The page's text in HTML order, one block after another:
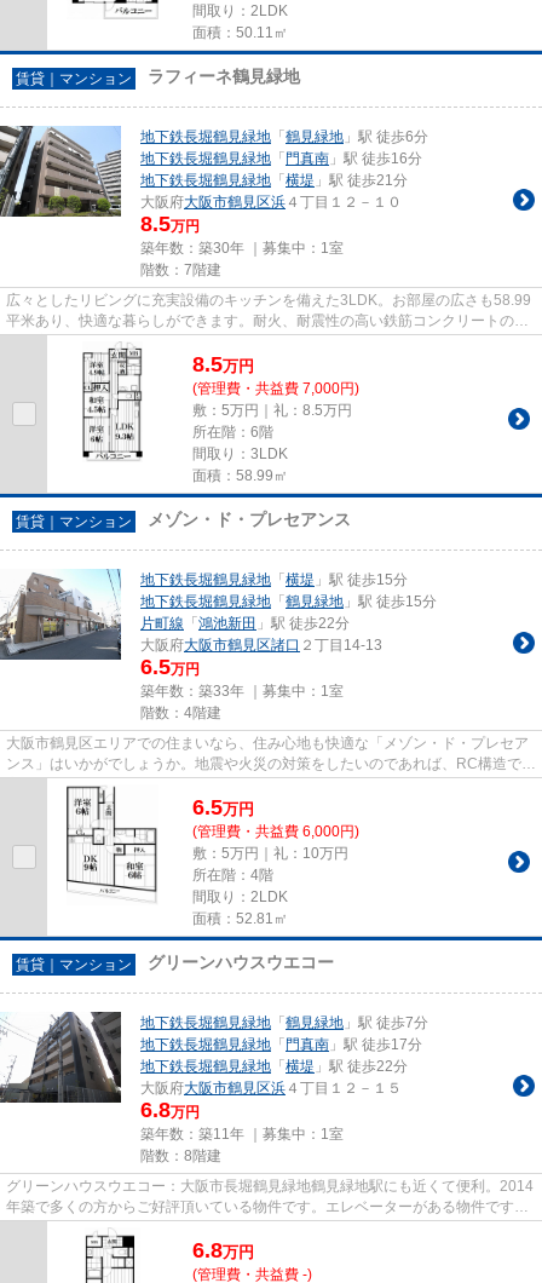
間取り：2LDK
面積：50.11㎡
賃貸｜マンション ラフィーネ鶴見緑地
地下鉄長堀鶴見緑地 「 鶴見緑地 」駅 徒歩6分
地下鉄長堀鶴見緑地 「 門真南 」駅 徒歩16分
地下鉄長堀鶴見緑地 「 横堤 」駅 徒歩21分
大阪府大阪市鶴見区浜 ４丁目１２－１０
8.5万円
築年数：築30年 ｜募集中： 1室
階数：7階建
広々としたリビングに充実設備のキッチンを備えた3LDK。お部屋の広さも58.99
平米あり、快適な暮らしができます。耐火、耐震性の高い鉄筋コンクリートの建
物。家賃8.5万円と、納得の価...
8.5万円
(管理費・共益費 7,000円)
敷：5万円｜礼：8.5万円
所在階：6階
間取り：3LDK
面積：58.99㎡
賃貸｜マンション メゾン・ド・プレセアンス
地下鉄長堀鶴見緑地 「 横堤 」駅 徒歩15分
地下鉄長堀鶴見緑地 「 鶴見緑地 」駅 徒歩15分
片町線 「 鴻池新田 」駅 徒歩22分
大阪府大阪市鶴見区諸口 ２丁目14-13
6.5万円
築年数：築33年 ｜募集中： 1室
階数：4階建
大阪市鶴見区エリアでの住まいなら、住み心地も快適な「メゾン・ド・プレセア
ンス」はいかがでしょうか。地震や火災の対策をしたいのであれば、RC構造で安
心生活を送りましょう。駅ま...
6.5万円
(管理費・共益費 6,000円)
敷：5万円｜礼：10万円
所在階：4階
間取り：2LDK
面積：52.81㎡
賃貸｜マンション グリーンハウスウエコー
地下鉄長堀鶴見緑地 「 鶴見緑地 」駅 徒歩7分
地下鉄長堀鶴見緑地 「 門真南 」駅 徒歩17分
地下鉄長堀鶴見緑地 「 横堤 」駅 徒歩22分
大阪府大阪市鶴見区浜 ４丁目１２－１５
6.8万円
築年数：築11年 ｜募集中： 1室
階数：8階建
グリーンハウスウエコー：大阪市長堀鶴見緑地鶴見緑地駅にも近くて便利。2014
年築で多くの方からご好評頂いている物件です。エレベーターがある物件です。
築7年の物件です。できるだけ...
6.8万円
(管理費・共益費 -)